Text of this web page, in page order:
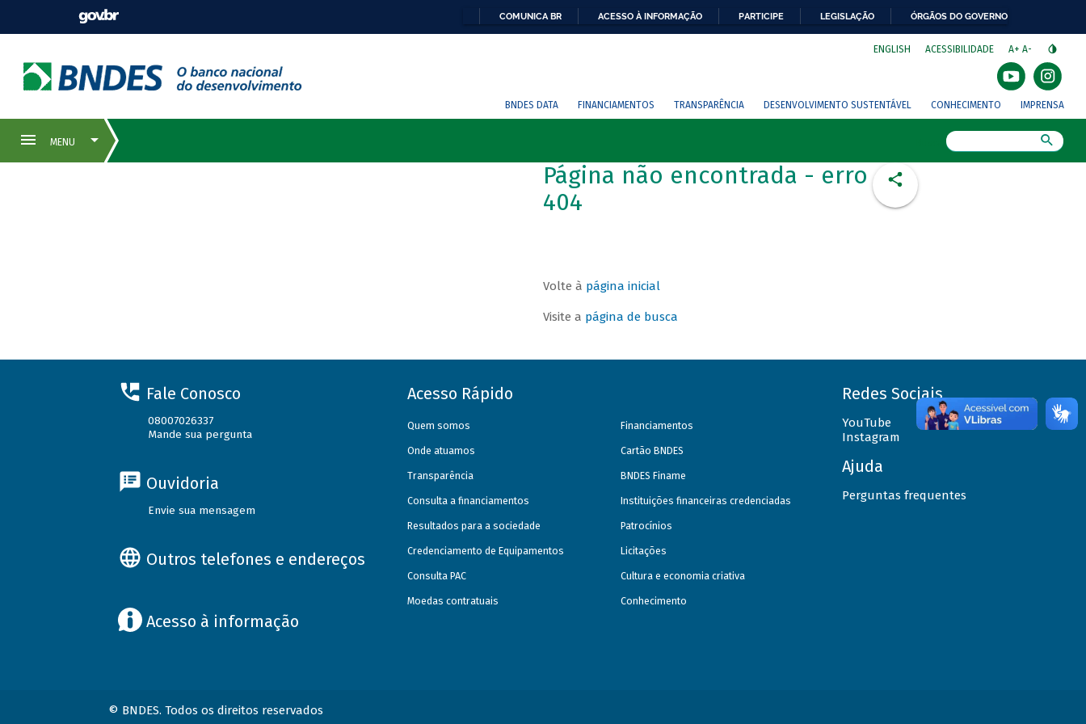
COMUNICA BR ACESSO À INFORMAÇÃO PARTICIPE LEGISLAÇÃO ÓRGÃOS DO GOVERNO
ENGLISH ACESSIBILIDADE A+ A-
BNDES DATA FINANCIAMENTOS TRANSPARÊNCIA DESENVOLVIMENTO SUSTENTÁVEL CONHECIMENTO IMPRENSA
Página não encontrada - erro
404
Volte à página inicial
Visite a página de busca
Fale Conosco
08007026337
Mande sua pergunta
Ouvidoria
Envie sua mensagem
Outros telefones e endereços
Acesso à informação
Acesso Rápido
Quem somos
Onde atuamos
Transparência
Consulta a financiamentos
Resultados para a sociedade
Credenciamento de Equipamentos
Consulta PAC
Moedas contratuais
Financiamentos
Cartão BNDES
BNDES Finame
Instituições financeiras credenciadas
Patrocínios
Licitações
Cultura e economia criativa
Conhecimento
Redes Sociais
YouTube
Instagram
Ajuda
Perguntas frequentes
© BNDES. Todos os direitos reservados